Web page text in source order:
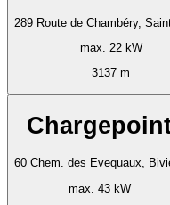
289 Route de Chambéry,
max. 22 kW
3137 m
60 Chem. des Evequaux,
max. 43 kW